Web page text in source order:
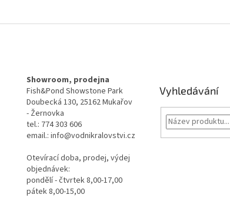
Showroom, prodejna
Fish&Pond Showstone Park
Doubecká 130, 25162 Mukařov
- Žernovka
tel.: 774 303 606
email.: info@vodnikralovstvi.cz
Otevírací doba, prodej, výdej
objednávek:
pondělí - čtvrtek 8,00-17,00
pátek 8,00-15,00
Vyhledávání